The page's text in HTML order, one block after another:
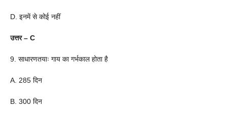
D. इनमें से कोई नहीं
उत्तर – C
9. साधारणतयाः गाय का गर्भकाल होता है
A. 285 दिन
B. 300 दिन